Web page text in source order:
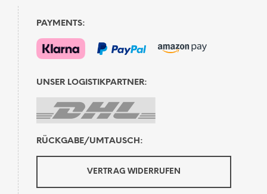
PAYMENTS:
UNSER LOGISTIKPARTNER:
RÜCKGABE/UMTAUSCH:
VERTRAG WIDERRUFEN